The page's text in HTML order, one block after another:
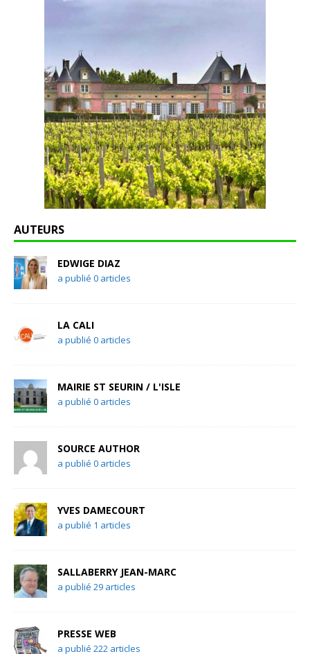
AUTEURS
EDWIGE DIAZ
a publié 0 articles
LA CALI
a publié 0 articles
MAIRIE ST SEURIN / L'ISLE
a publié 0 articles
SOURCE AUTHOR
a publié 0 articles
YVES DAMECOURT
a publié 1 articles
SALLABERRY JEAN-MARC
a publié 29 articles
PRESSE WEB
a publié 222 articles